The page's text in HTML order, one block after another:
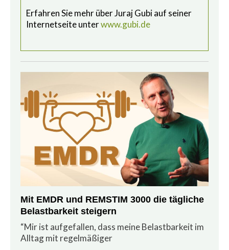
Erfahren Sie mehr über Juraj Gubi auf seiner
Internetseite unterwww.gubi.de
Mit EMDR und REMSTIM 3000 die tägliche
Belastbarkeit steigern
“Mir ist aufgefallen, dass meine Belastbarkeit im
Alltag mit regelmäßiger